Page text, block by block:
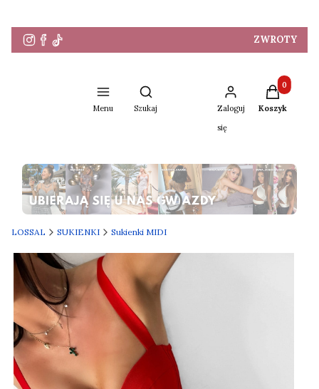
ZWROTY
Menu
Otwórz wyszukiwarkę
Szukaj
Zaloguj
się
Produkty
Koszyk
LOSSAL SUKIENKI Sukienki MIDI